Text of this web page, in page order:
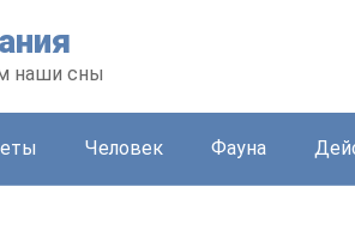
наши сны
Человек Фауна